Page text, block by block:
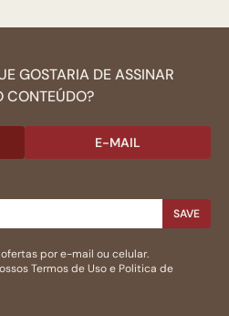
GOSTARIA DE ASSINAR
CONTEÚDO?
E-MAIL
SAVE
por e-mail ou celular.
Termos de Usoe Politica de